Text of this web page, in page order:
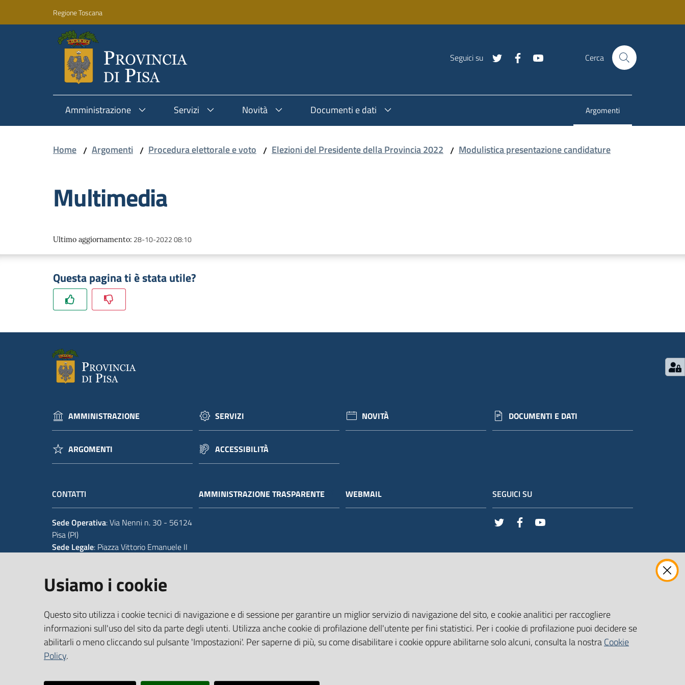
Vai al contenuto
Vai alla navigazione
Regione Toscana
Seguici su Cerca
Amministrazione Servizi Novità Documenti e dati Argomenti
Menu selezionato
Home / Argomenti / Procedura elettorale e voto / Elezioni del Presidente della Provincia 2022 / Modulistica presentazione candidature
Multimedia
Ultimo aggiornamento: 28-10-2022 08:10
Questa pagina ti è stata utile?
AMMINISTRAZIONE SERVIZI NOVITÀ DOCUMENTI E DATI
ARGOMENTI ACCESSIBILITÀ
CONTATTI
Sede Operativa: Via Nenni n. 30 - 56124
Pisa (PI)
Sede Legale: Piazza Vittorio Emanuele II
Tel.+39 050 929111
Email :urp@provincia.pisa.it
PEC:protocollo@provpisa.pcertificata.it
P.I. 01346390501 - C.F. 80000410508
AMMINISTRAZIONE TRASPARENTE WEBMAIL SEGUICI SU
Twitter Facebook
Usiamo i cookie
Questo sito utilizza i cookie tecnici di navigazione e di sessione per garantire un miglior servizio di navigazione del sito, e cookie analitici per raccogliere
informazioni sull'uso del sito da parte degli utenti. Utilizza anche cookie di profilazione dell'utente per fini statistici. Per i cookie di profilazione puoi decidere se
abilitarli o meno cliccando sul pulsante 'Impostazioni'. Per saperne di più, su come disabilitare i cookie oppure abilitarne solo alcuni, consulta la nostraCookie
Policy.